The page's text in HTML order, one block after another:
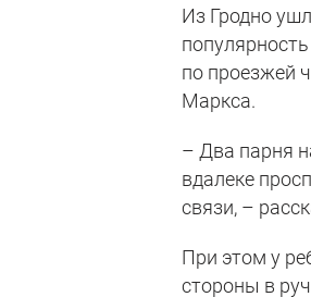
Из Гродно
по проезжей
Маркса.
– Два парня
вдалеке
связи, –
При этом у
стороны в